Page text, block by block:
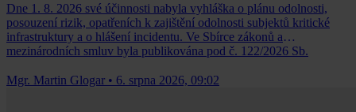
Dne 1. 8. 2026 své účinnosti nabyla vyhláška o plánu odolnosti,
posouzení rizik, opatřeních k zajištění odolnosti subjektů kritické
infrastruktury a o hlášení incidentu. Ve Sbírce zákonů a
mezinárodních smluv byla publikována pod č. 122/2026 Sb.
Mgr. Martin Glogar • 6. srpna 2026, 09:02